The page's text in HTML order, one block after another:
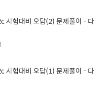
시험대비 오답(2) 문제풀이 - 다
시험대비 오답(1) 문제풀이 - 다